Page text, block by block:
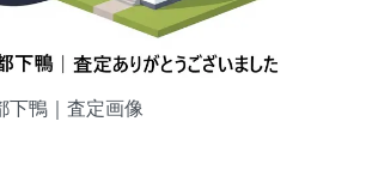
下鴨｜査定画像